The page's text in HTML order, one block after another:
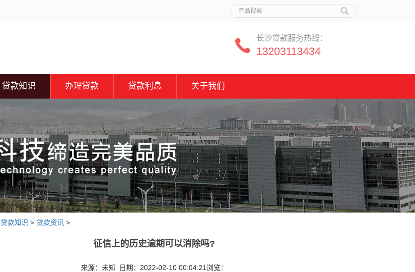
长沙贷款服务热线：
13203113434
贷款知识 办理贷款 贷款利息 关于我们
贷款知识 > 贷款资讯>
征信上的历史逾期可以消除吗?
来源：未知 日期：2022-02-10 00:04:21浏览：